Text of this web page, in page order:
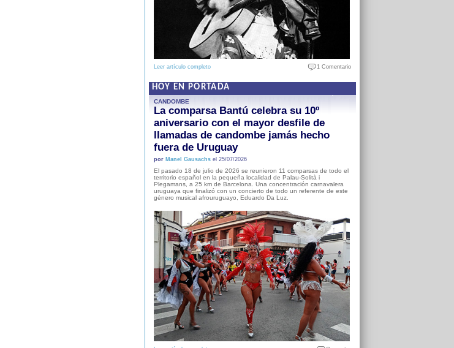
Leer artículo completo 1 Comentario
HOY EN PORTADA
CANDOMBE
La comparsa Bantú celebra su 10º
aniversario con el mayor desfile de
llamadas de candombe jamás hecho
fuera de Uruguay
por Manel Gausachsel 25/07/2026
El pasado 18 de julio de 2026 se reunieron 11 comparsas de todo el
territorio español en la pequeña localidad de Palau-Solità i
Plegamans, a 25 km de Barcelona. Una concentración carnavalera
uruguaya que finalizó con un concierto de todo un referente de este
género musical afrouruguayo, Eduardo Da Luz.